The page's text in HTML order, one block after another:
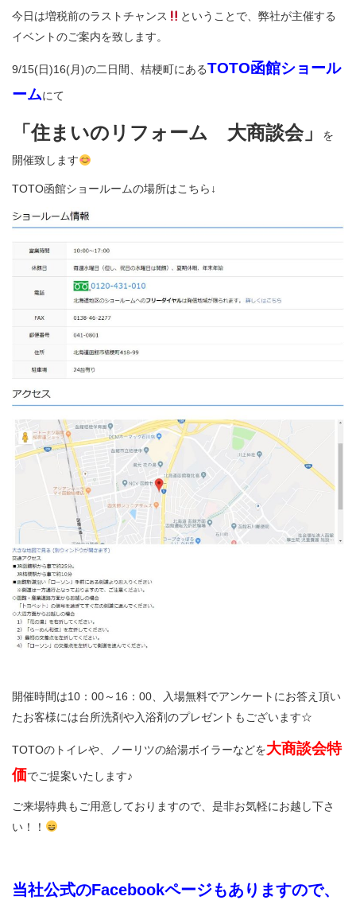
今日は増税前のラストチャンス
ということで、弊社が主催する
イベントのご案内を致します。
9/15(日)16(月)の二日間、桔梗町にあるTOTO函館ショール
ームにて
「住まいのリフォーム 大商談会」
を
開催致します
TOTO函館ショールームの場所はこちら↓
開催時間は10：00～16：00、入場無料でアンケートにお答え頂い
たお客様には台所洗剤や入浴剤のプレゼントもございます☆
TOTOのトイレや、ノーリツの給湯ボイラーなどを大商談会特
価でご提案いたします♪
ご来場特典もご用意しておりますので、是非お気軽にお越し下さ
い！！
当社公式のFacebookページもありますので、